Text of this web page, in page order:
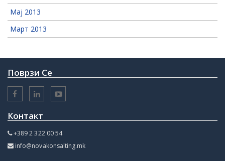
Мај 2013
Март 2013
Поврзи Се
Контакт
+389 2 322 00 54
info@novakonsalting.mk